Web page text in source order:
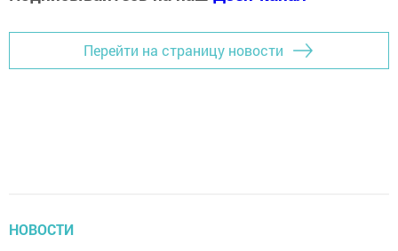
Перейти на страницу новости
НОВОСТИ